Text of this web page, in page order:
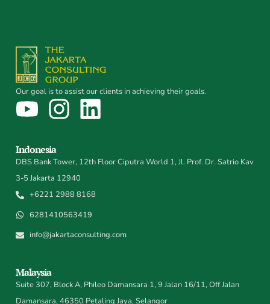
Our goal is to assist our clients in achieving their goals.
Indonesia
DBS Bank Tower, 12th Floor Ciputra World 1, Jl. Prof. Dr. Satrio Kav
3-5 Jakarta 12940
+6221 2988 8168
6281410563419
info@jakartaconsulting.com
Malaysia
Suite 307, Block A, Phileo Damansara 1, 9 Jalan 16/11, Off Jalan
Damansara, 46350 Petaling Jaya, Selangor